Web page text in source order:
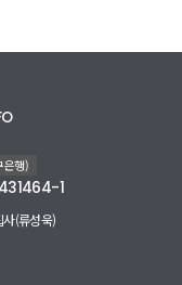
은행)
1
사(류성욱)